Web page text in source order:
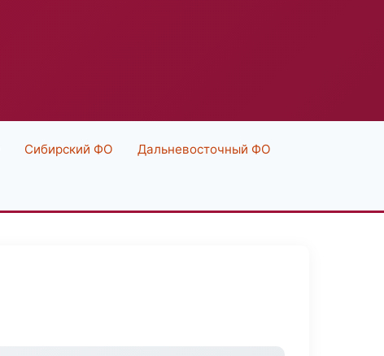
Сибирский ФО Дальневосточный ФО